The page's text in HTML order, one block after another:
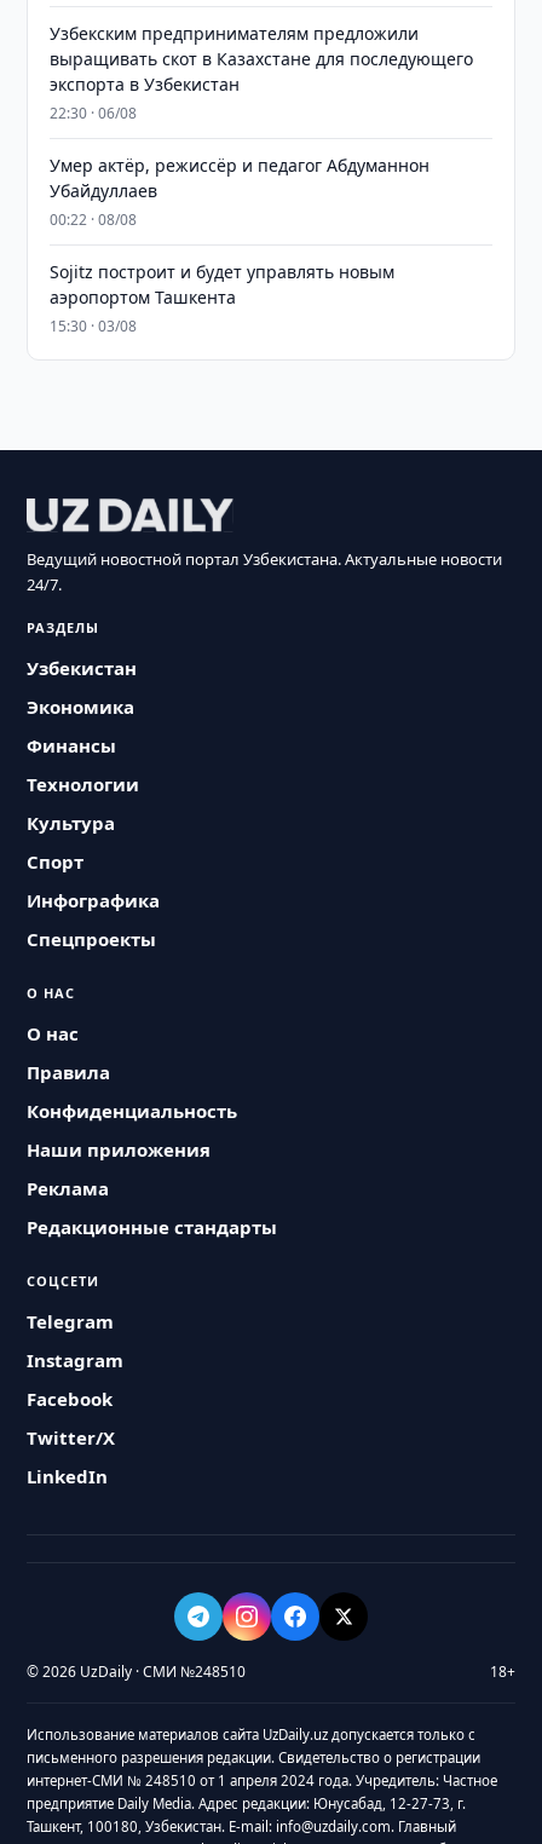
Узбекским предпринимателям предложили
выращивать скот в Казахстане для последующего
экспорта в Узбекистан
22:30 · 06/08
Умер актёр, режиссёр и педагог Абдуманнон
Убайдуллаев
00:22 · 08/08
Sojitz построит и будет управлять новым
аэропортом Ташкента
15:30 · 03/08
Ведущий новостной портал Узбекистана. Актуальные новости
24/7.
РАЗДЕЛЫ
Узбекистан
Экономика
Финансы
Технологии
Культура
Спорт
Инфографика
Спецпроекты
О НАС
О нас
Правила
Конфиденциальность
Наши приложения
Реклама
Редакционные стандарты
СОЦСЕТИ
Telegram
Instagram
Facebook
Twitter/X
LinkedIn
© 2026 UzDaily · СМИ №248510 18+
Использование материалов сайта UzDaily.uz допускается только с
письменного разрешения редакции. Свидетельство о регистрации
интернет-СМИ № 248510 от 1 апреля 2024 года. Учредитель: Частное
предприятие Daily Media. Адрес редакции: Юнусабад, 12-27-73, г.
Ташкент, 100180, Узбекистан. E-mail: info@uzdaily.com. Главный